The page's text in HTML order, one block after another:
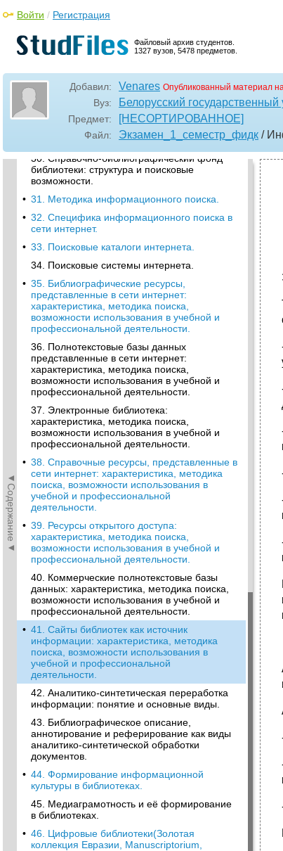
Файловый архив студентов.
1327 вузов, 5478 предметов.
Войти / Регистрация
Добавил: Venares Опубликованный материал
Вуз: Белорусский государственный
Предмет: [НЕСОРТИРОВАННОЕ]
Файл: Экзамен_1_семестр_фидк /
◄Содержание◄
информации.
безопасность. Защита личности от
информационных угроз в библиотеке
поиска.
28. Библиотека как информационно-
поисковая система.
29. Библиотечные каталоги: виды и
особенности поиска информации в них.
30. Справочно-библиографический фонд
библиотеки: структура и поисковые
возможности.
• 31. Методика информационного поиска.
• 32. Специфика информационного поиска в
сети интернет.
• 33. Поисковые каталоги интернета.
34. Поисковые системы интернета.
• 35. Библиографические ресурсы,
представленные в сети интернет:
характеристика, методика поиска,
возможности использования в учебной и
профессиональной деятельности.
36. Полнотекстовые базы данных
представленные в сети интернет:
характеристика, методика поиска,
возможности использования в учебной и
профессиональной деятельности.
37. Электронные библиотека:
характеристика, методика поиска,
возможности использования в учебной и
профессиональной деятельности.
• 38. Справочные ресурсы, представленные в
сети интернет: характеристика, методика
поиска, возможности использования в
учебной и профессиональной
деятельности.
• 39. Ресурсы открытого доступа:
характеристика, методика поиска,
возможности использования в учебной и
профессиональной деятельности.
40. Коммерческие полнотекстовые базы
данных: характеристика, методика поиска,
возможности использования в учебной и
профессиональной деятельности.
• 41. Сайты библиотек как источник
информации: характеристика, методика
поиска, возможности использования в
учебной и профессиональной
деятельности.
42. Аналитико-синтетическая переработка
информации: понятие и основные виды.
43. Библиографическое описание,
аннотирование и реферирование как виды
аналитико-синтетической обработки
документов.
• 44. Формирование информационной
культуры в библиотеках.
45. Медиаграмотность и её формирование
в библиотеках.
• 46. Цифровые библиотеки(Золотая
коллекция Евразии, Manuscriptorium,